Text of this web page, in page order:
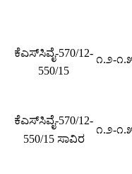
ಕೆಎಸ್‌ಸಿವೈ-570/12-
550/15
೧.೨-
ಕೆಎಸ್‌ಸಿವೈ-570/12-
550/15 ಸಾವಿರ
೧.೨-